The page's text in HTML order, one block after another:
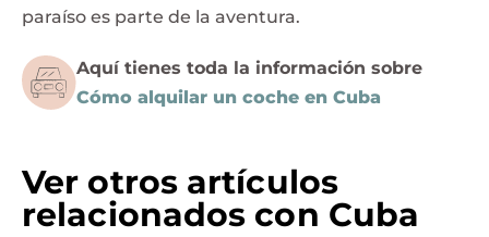
paraíso es parte de la aventura.
Aquí tienes toda la información sobre
Cómo alquilar un coche en Cuba
Ver otros artículos
relacionados con Cuba